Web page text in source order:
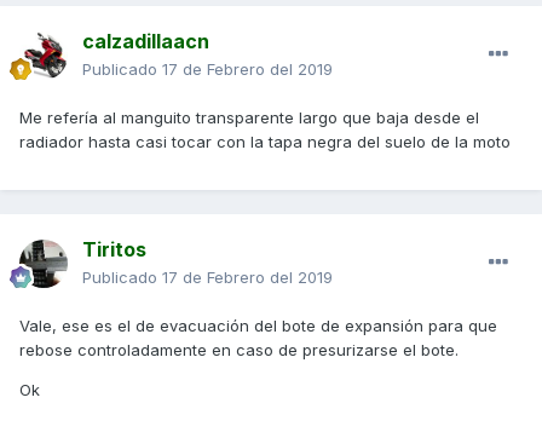
calzadillaacn
Publicado 17 de Febrero del 2019
Me refería al manguito transparente largo que baja desde el
radiador hasta casi tocar con la tapa negra del suelo de la moto
Tiritos
Publicado 17 de Febrero del 2019
Vale, ese es el de evacuación del bote de expansión para que
rebose controladamente en caso de presurizarse el bote.
Ok